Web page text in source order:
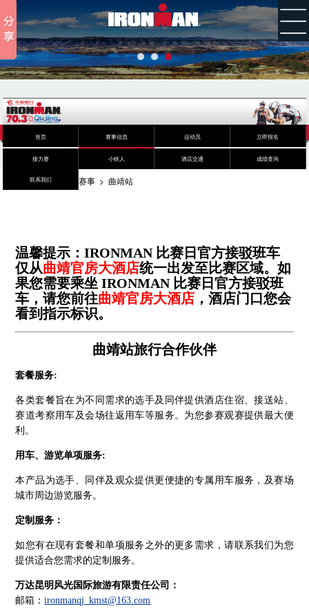
首页 赛事信息 运动员 立即报名
接力赛 小铁人 酒店交通 成绩查询
联系我们
您的位置： 首页 赛事 > 曲靖站
温馨提示：IRONMAN 比赛日官方接驳班车
仅从曲靖官房大酒店统一出发至比赛区域。如
果您需要乘坐 IRONMAN 比赛日官方接驳班
车，请您前往曲靖官房大酒店 ，酒店门口您会
看到指示标识。
曲靖站旅行合作伙伴
套餐服务:
各类套餐旨在为不同需求的选手及同伴提供酒店住宿、接送站、
赛道考察用车及会场往返用车等服务。为您参赛观赛提供最大便
利。
用车、游览单项服务:
本产品为选手、同伴及观众提供更便捷的专属用车服务，及赛场
城市周边游览服务。
定制服务：
如您有在现有套餐和单项服务之外的更多需求，请联系我们为您
提供适合您需求的定制服务。
万达昆明风光国际旅游有限责任公司：
邮箱：ironmanqj_kmst@163.com